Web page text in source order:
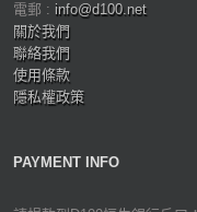
電郵 : info@d100.net
關於我們
聯絡我們
使用條款
隱私權政策
PAYMENT INFO